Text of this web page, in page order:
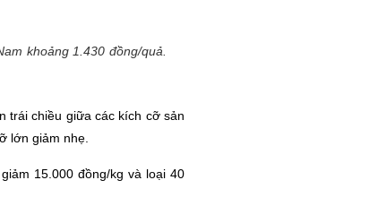
khoảng 1.430 đồng/quả.
trái chiều giữa các kích cỡ sản
lớn giảm nhẹ.
15.000 đồng/kg và loại 40